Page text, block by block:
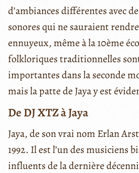
d’ambiances différentes avec
sonores qui ne sauraient
ennuyeux, même à la 10ème
folkloriques traditionnelles
importantes dans la seconde
mais la patte de Jaya y est
De DJ XTZ à Jaya
Jaya, de son vrai nom Erlan
1992. Il est l’un des musiciens
influents de la dernière